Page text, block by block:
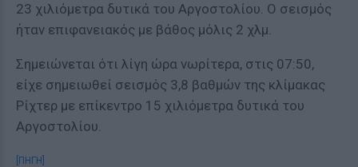
23 χιλιόμετρα δυτικά του Αργοστολίου. Ο σεισμός
ήταν επιφανειακός με βάθος μόλις 2 χλμ.
Σημειώνεται ότι λίγη ώρα νωρίτερα, στις 07:50,
είχε σημειωθεί σεισμός 3,8 βαθμών της κλίμακας
Ρίχτερ με επίκεντρο 15 χιλιόμετρα δυτικά του
Αργοστολίου.
[ΠΗΓΗ]